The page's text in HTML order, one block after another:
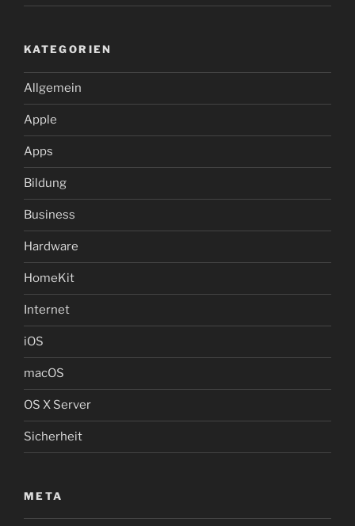
KATEGORIEN
Allgemein
Apple
Apps
Bildung
Business
Hardware
HomeKit
Internet
iOS
macOS
OS X Server
Sicherheit
META